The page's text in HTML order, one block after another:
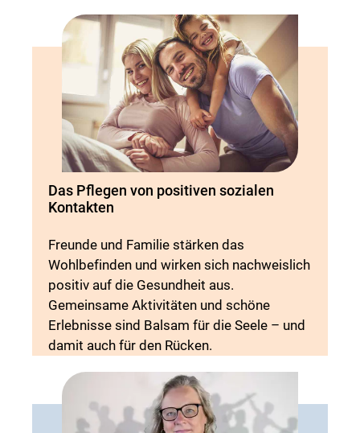
Das Pflegen von positiven sozialen
Kontakten
Freunde und Familie stärken das
Wohlbefinden und wirken sich nachweislich
positiv auf die Gesundheit aus.
Gemeinsame Aktivitäten und schöne
Erlebnisse sind Balsam für die Seele – und
damit auch für den Rücken.